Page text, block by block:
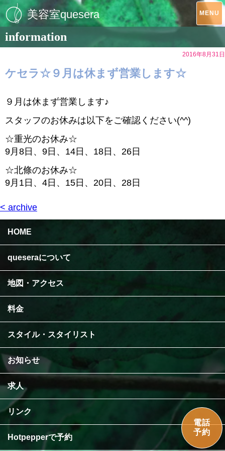
美容室quesera
information
2016年8月31日
ケセラ☆９月は休まず営業します☆
９月は休まず営業します♪
スタッフのお休みは以下をご確認ください(^^)
☆重光のお休み☆
9月8日、9日、14日、18日、26日
☆北條のお休み☆
9月1日、4日、15日、20日、28日
< archive
HOME
queseraについて
地図・アクセス
料金
スタイル・スタイリスト
お知らせ
求人
リンク
Hotpepperで予約
MENU
電話
予約